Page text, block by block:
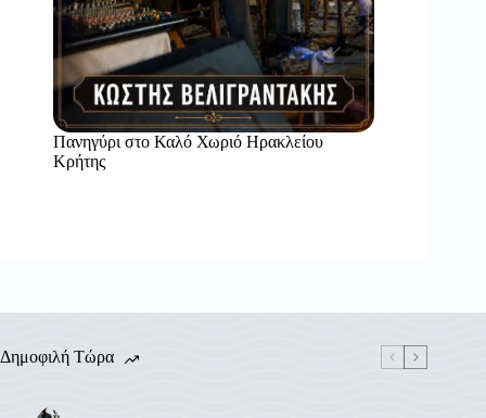
Πανηγύρι στο Καλό Χωριό Ηρακλείου
Κρήτης
Δημοφιλή Τώρα